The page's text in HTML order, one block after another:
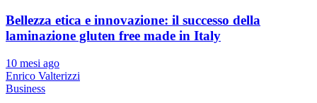
Bellezza etica e innovazione: il successo della
laminazione gluten free made in Italy
10 mesi ago
Enrico Valterizzi
Business